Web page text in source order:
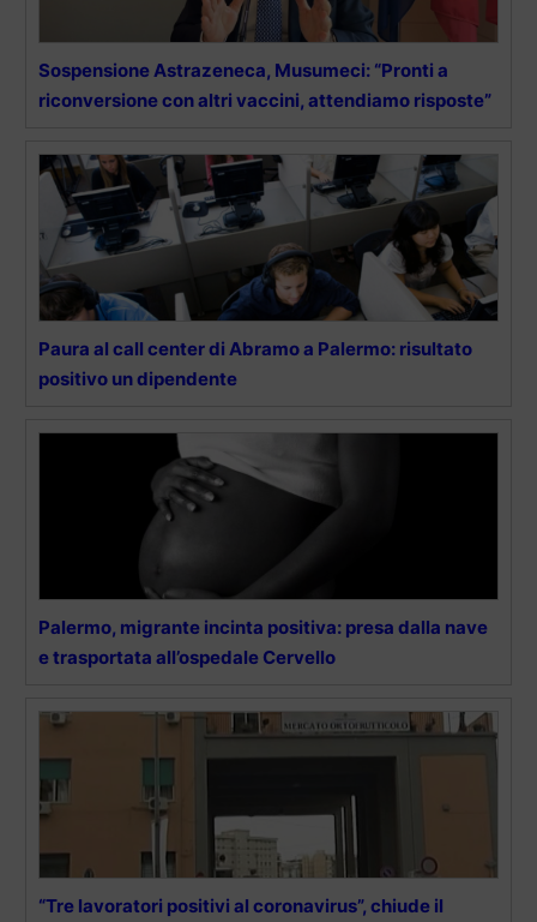
Sospensione Astrazeneca, Musumeci: “Pronti a
riconversione con altri vaccini, attendiamo risposte”
Paura al call center di Abramo a Palermo: risultato
positivo un dipendente
Palermo, migrante incinta positiva: presa dalla nave
e trasportata all’ospedale Cervello
“Tre lavoratori positivi al coronavirus”, chiude il